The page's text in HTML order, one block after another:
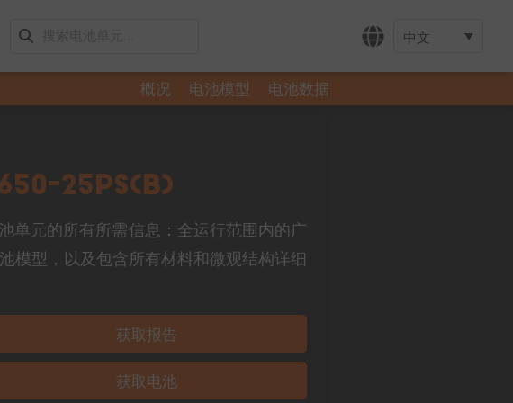
中文
概况 电池模型 电池数据
25PS(B)
单元的所有所需信息：全运行范围内的广
模型，以及包含所有材料和微观结构详细
获取报告
获取电池